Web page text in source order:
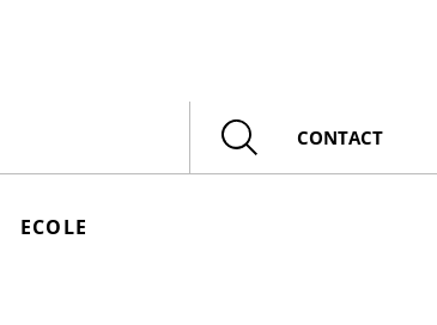
Rechercher
CONTACT
ECOLE